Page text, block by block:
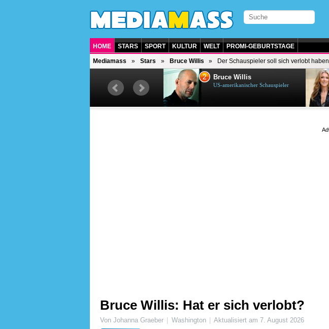
HOME STARS SPORT KULTUR WELT PROMI-GEBURTSTAGE
Mediamass Stars Bruce Willis Der Schauspieler soll sich verlobt haben
Deutsche Sängerin
2 Bruce Willis
US-amerikanischer Schauspieler
Bruce Willis: Hat er sich verlobt?
Von Johanna Graeber Washington Aktualisiert am 7. August 2026